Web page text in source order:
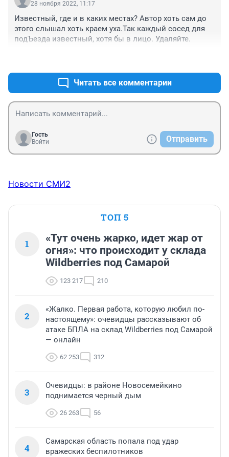
28 ноября 2022, 11:17
Известный, где и в каких местах? Автор хоть сам до
этого слышал хоть краем уха.Так каждый сосед для
подЪезда известный, хотя бы в лицо. Удаляйте.
Читать все комментарии
Гость
Войти
Отправить
Новости СМИ2
ТОП 5
1
«Тут очень жарко, идет жар от
огня»: что происходит у склада
Wildberries под Самарой
123 217 210
2
«Жалко. Первая работа, которую любил по-
настоящему»: очевидцы рассказывают об
атаке БПЛА на склад Wildberries под Самарой
— онлайн
62 253 312
3
Очевидцы: в районе Новосемейкино
поднимается черный дым
26 263 56
4
Самарская область попала под удар
вражеских беспилотников